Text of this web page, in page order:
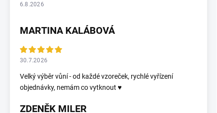
6.8.2026
MARTINA KALÁBOVÁ
30.7.2026
Velký výběr vůní - od každé vzoreček, rychlé vyřízení
objednávky, nemám co vytknout ♥️
ZDENĚK MILER